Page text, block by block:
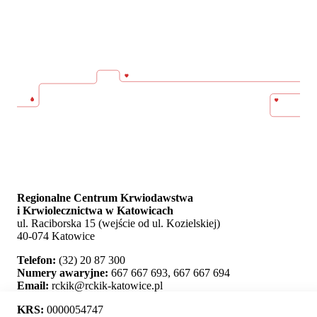
Regionalne Centrum Krwiodawstwa
i Krwiolecznictwa w Katowicach
ul. Raciborska 15 (wejście od ul. Kozielskiej)
40-074 Katowice
Telefon: (32) 20 87 300
Numery awaryjne: 667 667 693, 667 667 694
Email: rckik@rckik-katowice.pl
KRS: 0000054747